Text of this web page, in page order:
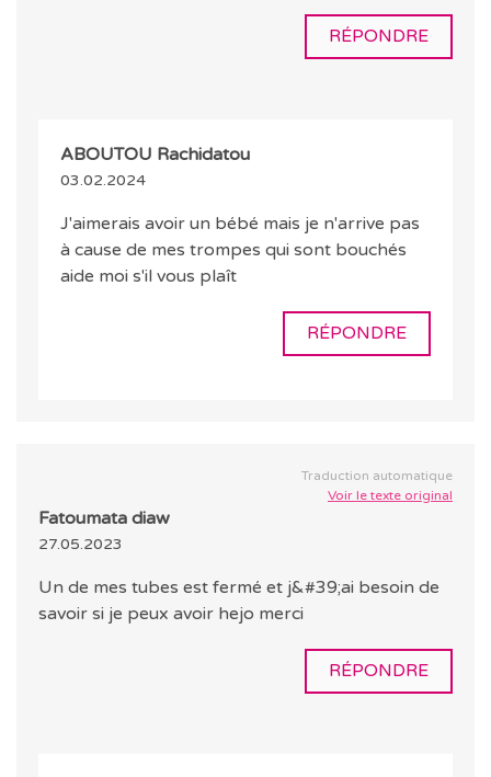
RÉPONDRE
ABOUTOU Rachidatou
03.02.2024
J'aimerais avoir un bébé mais je n'arrive pas
à cause de mes trompes qui sont bouchés
aide moi s'il vous plaît
RÉPONDRE
Traduction automatique
Voir le texte original
Fatoumata diaw
27.05.2023
Un de mes tubes est fermé et j&#39;ai besoin de
savoir si je peux avoir hejo merci
RÉPONDRE